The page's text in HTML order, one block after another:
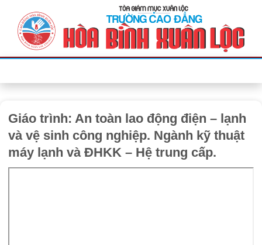
Giáo trình: An toàn lao động điện – lạnh
và vệ sinh công nghiệp. Ngành kỹ thuật
máy lạnh và ĐHKK – Hệ trung cấp.